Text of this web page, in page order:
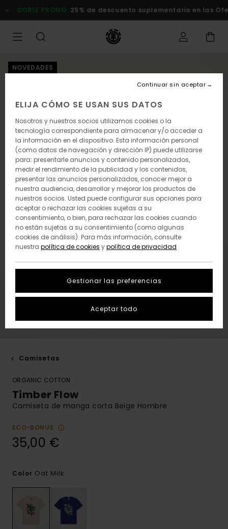
la
DOBLE PROMO 25% de descuento suplementario en las
NOVEDADES
Camisetas
ORGANIC COTTON
Timber Flow
Camiseta de manga corta Beige Hombre
ECO-BONUS
35,00 €
Color Oat Milk
ELIJA CÓMO SE USAN SUS DATOS
Nosotros y nuestros socios utilizamos cookies o la
tecnología correspondiente para almacenar y/o acceder a
la información en el dispositivo. Esta información personal
(como datos de navegación y dirección IP) puede utilizarse
para: presentarle anuncios y contenido personalizados,
medir el rendimiento de la publicidad y los contenidos,
presentar las anuncios personalizados, conocer mejor a
nuestra audiencia, desarrollar y mejorar los productos de
nuestros socios. Usted puede configurar sus opciones para
aceptar o rechazar las cookies sujetas a su
consentimiento, o bien, para rechazar las cookies cuando
no están sujetas a su consentimiento (como algunas
cookies de análisis). Para más información, consulte
nuestra política de cookies ypolítica de privacidad
Gestionar las preferencias
Continuar sin aceptar
Aceptar todo